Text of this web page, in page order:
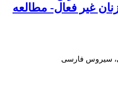
غیر فعال- مطالعه
سیروس فارسی